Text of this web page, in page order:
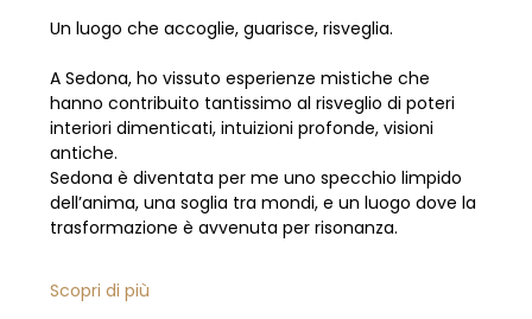
Un luogo che accoglie, guarisce, risveglia.
A Sedona, ho vissuto esperienze mistiche che
hanno contribuito tantissimo al risveglio di poteri
interiori dimenticati, intuizioni profonde, visioni
antiche.
Sedona è diventata per me uno specchio limpido
dell’anima, una soglia tra mondi, e un luogo dove la
trasformazione è avvenuta per risonanza.
Scopri di più